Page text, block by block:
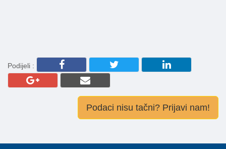
Podijeli :
Podaci nisu tačni? Prijavi nam!